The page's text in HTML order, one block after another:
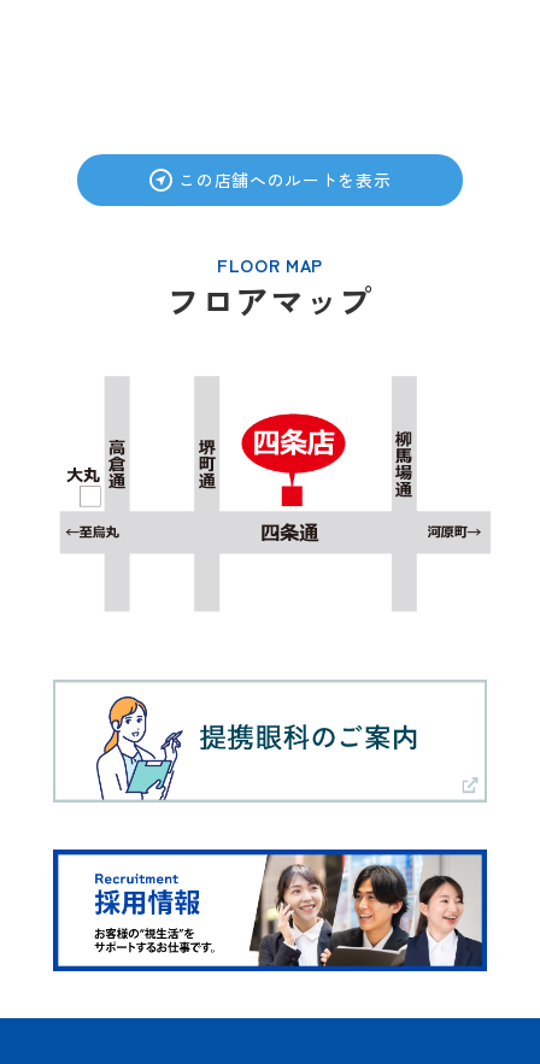
この店舗へのルートを表示
FLOOR MAP
フロアマップ